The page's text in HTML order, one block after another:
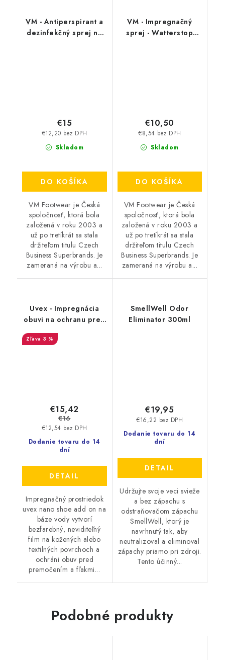
VM - Antiperspirant a
dezinfekčný sprej na
Skladom
€12,20 bez DPH
€15
DO KOŠÍKA
VM Footwear je Česká
spoločnosť, ktorá bola
založená v roku 2003 a
už po tretíkrát sa stala
držiteľom titulu Czech
Business Superbrands. Je
zameraná na výrobu a...
VM - Impregnačný
sprej - Watterstop
Skladom
€8,54 bez DPH
€10,50
DO KOŠÍKA
VM Footwear je Česká
spoločnosť, ktorá bola
založená v roku 2003 a
už po tretíkrát sa stala
držiteľom titulu Czech
Business Superbrands. Je
zameraná na výrobu a...
Uvex - Impregnácia
obuvi na ochranu pred
škvrnami 100 ml
3 %
Dodanie tovaru do 14
dní
€12,54 bez DPH
€15,42
€16
DETAIL
Impregnačný prostriedok
uvex nano shoe add on na
báze vody vytvorí
bezfarebný, neviditeľný
film na kožených alebo
textilných povrchoch a
ochráni obuv pred
premočením a fľakmi...
SmellWell Odor
Eliminator 300ml
Dodanie tovaru do 14
dní
€16,22 bez DPH
€19,95
DETAIL
Udržujte svoje veci svieže
a bez zápachu s
odstraňovačom zápachu
SmellWell, ktorý je
navrhnutý tak, aby
neutralizoval a eliminoval
zápachy priamo pri zdroji.
Tento účinný...
Podobné produkty